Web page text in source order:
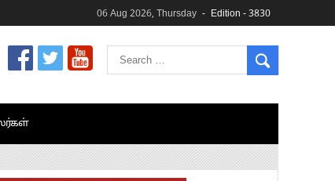
06 Aug 2026, Thursday Edition - 3830